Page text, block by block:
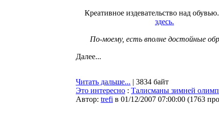
Креативное издевательство над
здесь.
По-моему, есть вполне достойные
Далее...
Читать дальше... | 3834 байт
Это интересно : Талисманы зимней
Автор: trefi в 01/12/2007 07:00:00 (1763